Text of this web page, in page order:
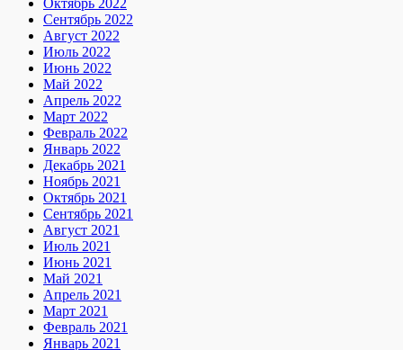
Сентябрь 2022
Август 2022
Июль 2022
Июнь 2022
Май 2022
Апрель 2022
Март 2022
Февраль 2022
Январь 2022
Декабрь 2021
Ноябрь 2021
Октябрь 2021
Сентябрь 2021
Август 2021
Июль 2021
Июнь 2021
Май 2021
Апрель 2021
Март 2021
Февраль 2021
Январь 2021